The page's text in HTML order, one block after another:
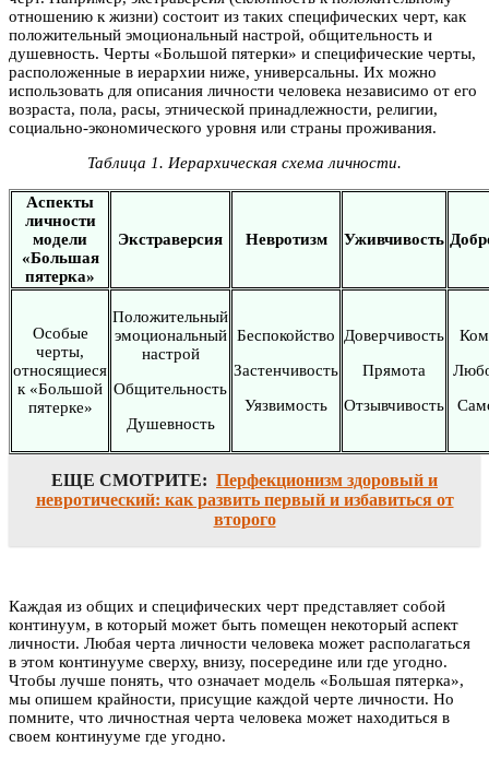
отношению к жизни) состоит из таких специфических черт, как
положительный эмоциональный настрой, общительность и
душевность. Черты «Большой пятерки» и специфические черты,
расположенные в иерархии ниже, универсальны. Их можно
использовать для описания личности человека независимо от его
возраста, пола, расы, этнической принадлежности, религии,
социально-экономического уровня или страны проживания.
Таблица 1. Иерархическая схема личности.
Аспекты
личности
модели
«Большая
пятерка»
Экстраверсия Невротизм Уживчивость
Особые
черты,
относящиеся
к «Большой
пятерке»
Положительный
эмоциональный
настрой
Общительность
Душевность
Беспокойство
Застенчивость
Уязвимость
Доверчивость
Прямота
Отзывчивость
ЕЩЕ СМОТРИТЕ: Перфекционизм здоровый и
невротический: как развить первый и избавиться от
второго
Каждая из общих и специфических черт представляет собой
континуум, в который может быть помещен некоторый аспект
личности. Любая черта личности человека может располагаться
в этом континууме сверху, внизу, посередине или где угодно.
Чтобы лучше понять, что означает модель «Большая пятерка»,
мы опишем крайности, присущие каждой черте личности. Но
помните, что личностная черта человека может находиться в
своем континууме где угодно.